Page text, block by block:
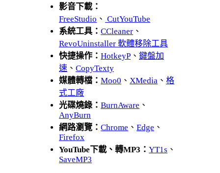
影音下載：
FreeStudio 、 CutYouTube
系統工具： CCleaner 、
RevoUninstaller 軟體移除工具
快捷操作： HotkeyP 、 鍵盤加
速 、 CopyTexty
媒體轉檔： Moo0 、 XMedia 、 格
式工廠
光碟燒錄： BurnAware 、
AnyBurn
網路瀏覽： Chrome 、 Edge 、
Firefox
YouTube下載、轉MP3： YT1s 、
SaveMP3